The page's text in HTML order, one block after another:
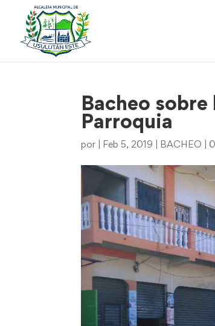
Bacheo
Parroquia
por Feb 5, 2019 BACHEO